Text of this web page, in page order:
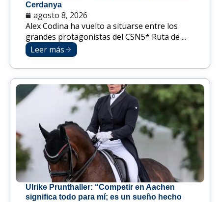
Cerdanya
agosto 8, 2026
Alex Codina ha vuelto a situarse entre los
grandes protagonistas del CSN5* Ruta de ...
Leer más
Ulrike Prunthaller: “Competir en Aachen
significa todo para mí; es un sueño hecho